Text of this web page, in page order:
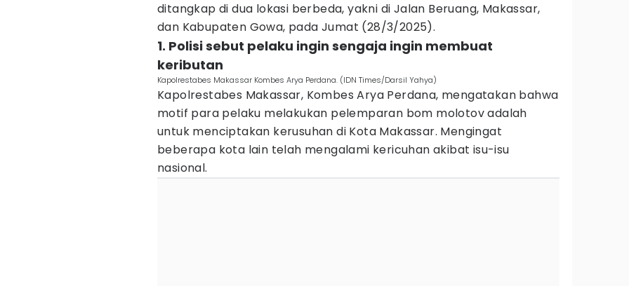
ditangkap di dua lokasi berbeda, yakni di Jalan Beruang, Makassar,
dan Kabupaten Gowa, pada Jumat (28/3/2025).
1. Polisi sebut pelaku ingin sengaja ingin membuat
keributan
Kapolrestabes Makassar Kombes Arya Perdana. (IDN Times/Darsil Yahya)
Kapolrestabes Makassar, Kombes Arya Perdana, mengatakan bahwa
motif para pelaku melakukan pelemparan bom molotov adalah
untuk menciptakan kerusuhan di Kota Makassar. Mengingat
beberapa kota lain telah mengalami kericuhan akibat isu-isu
nasional.